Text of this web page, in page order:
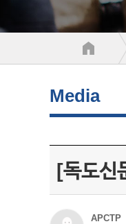
Media
[독도신
APCTP